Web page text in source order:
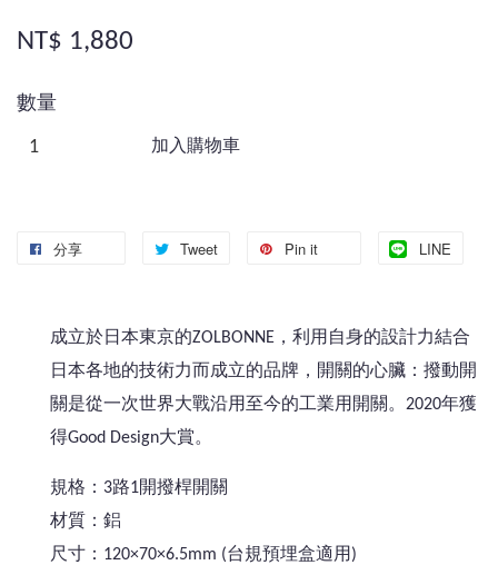
NT$ 1,880
數量
加入購物車
分享 Tweet Pin it LINE
成立於日本東京的ZOLBONNE，利用自身的設計力結合
日本各地的技術力而成立的品牌，開關的心臟：撥動開
關是從一次世界大戰沿用至今的工業用開關。2020年獲
得Good Design大賞。
規格：3路1開撥桿開關
材質：鋁
尺寸：120×70×6.5mm (台規預埋盒適用)